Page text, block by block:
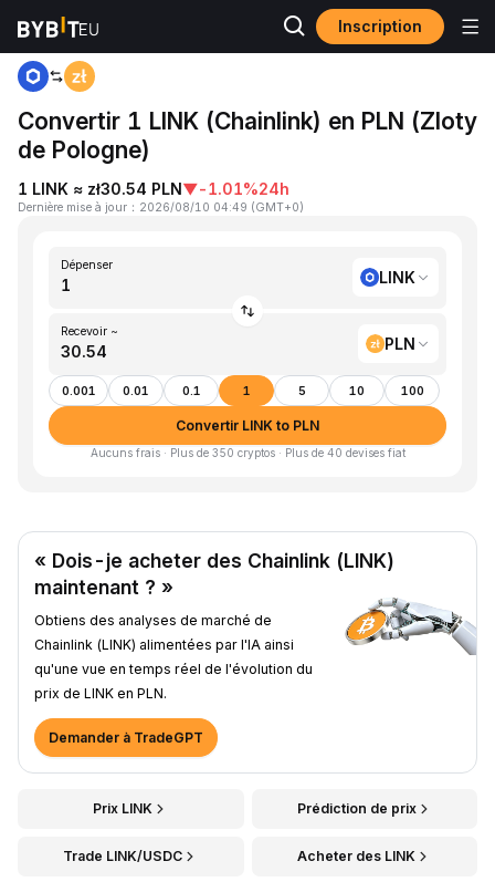
Inscription
Accueil LINK to PLN
Convertir 1 LINK (Chainlink) en PLN (Zloty
de Pologne)
1 LINK ≈ zł30.54 PLN▼-1.01%24h
Dernière mise à jour ： 2026/08/10 04:49 (GMT+0)
Dépenser
LINK
Recevoir ~
PLN
0.001 0.01 0.1 1 5 10 100
Convertir LINK to PLN
Aucuns frais · Plus de 350 cryptos · Plus de 40 devises fiat
« Dois-je acheter des Chainlink (LINK)
maintenant ? »
Obtiens des analyses de marché de
Chainlink (LINK) alimentées par l'IA ainsi
qu'une vue en temps réel de l'évolution du
prix de LINK en PLN.
Demander à TradeGPT
Prix LINK Prédiction de prix
Trade LINK/USDC Acheter des LINK